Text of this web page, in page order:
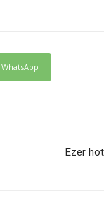
WhatsApp
Ezer